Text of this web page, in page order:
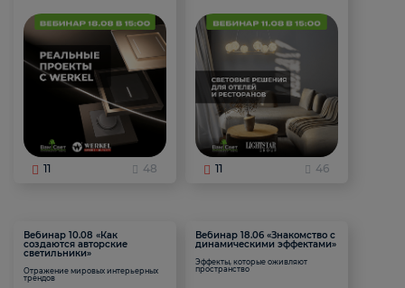
11 48 11 46
Вебинар 10.08 «Как
создаются авторские
светильники»
Отражение мировых интерьерных
трендов
Вебинар 18.06 «Знакомство с
динамическими эффектами»
Эффекты, которые оживляют
пространство